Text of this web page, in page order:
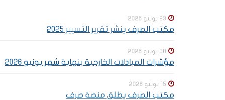
23 يوليو 2026
مكتب الصرف ينشر تقرير التسيير 2025
30 يونيو 2026
مؤشرات المبادلات الخارجية بنهاية شهر يونيو 2026
15 يونيو 2026
مكتب الصرف يطلق منصة صرف